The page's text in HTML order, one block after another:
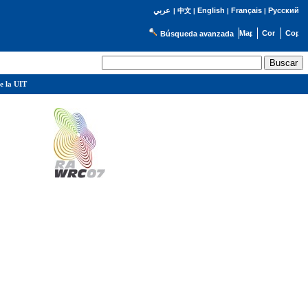
عربي | 中文| English | Français| Русский
Búsqueda avanzada
la UIT